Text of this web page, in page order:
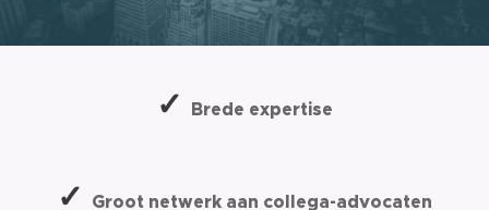
✓ Brede expertise
✓ Groot netwerk aan collega-advocaten